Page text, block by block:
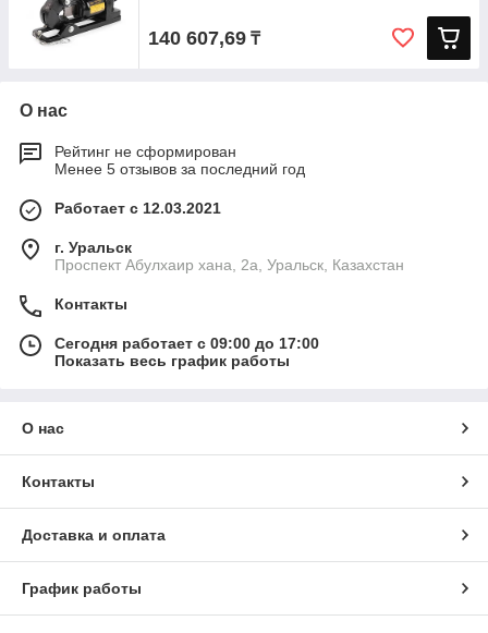
140 607,69 ₸
О нас
Рейтинг не сформирован
Менее 5 отзывов за последний год
Работает с 12.03.2021
г. Уральск
Проспект Абулхаир хана, 2а, Уральск, Казахстан
Контакты
Сегодня работает с 09:00 до 17:00
Показать весь график работы
О нас
Контакты
Доставка и оплата
График работы